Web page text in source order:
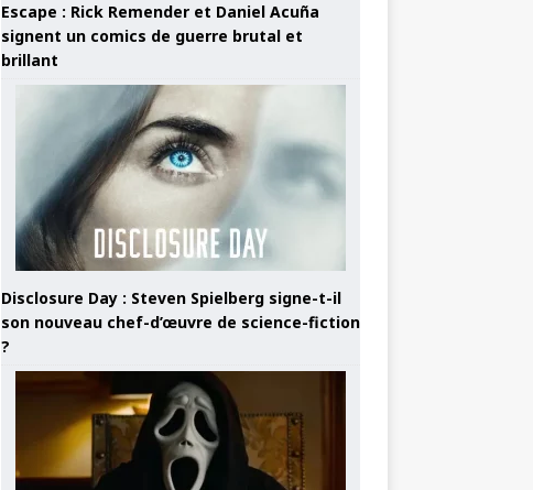
Escape : Rick Remender et Daniel Acuña
signent un comics de guerre brutal et
brillant
Disclosure Day : Steven Spielberg signe-t-il
son nouveau chef-d’œuvre de science-fiction
?